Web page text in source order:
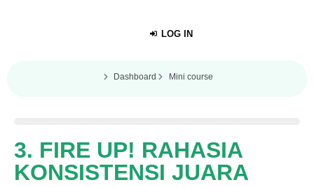
LOG IN
Dashboard Mini course
3. FIRE UP! RAHASIA
KONSISTENSI JUARA